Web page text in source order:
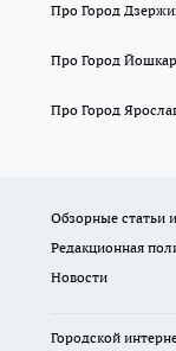
Про Город
Про Город
Про Город
Обзорные статьи
Редакционная
Новости
Городской